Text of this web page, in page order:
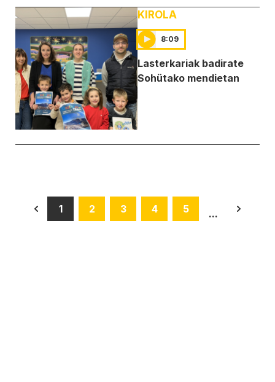
KIROLA
8:09
Lasterkariak badirate
Sohütako mendietan
1 2 3 4 5 ...